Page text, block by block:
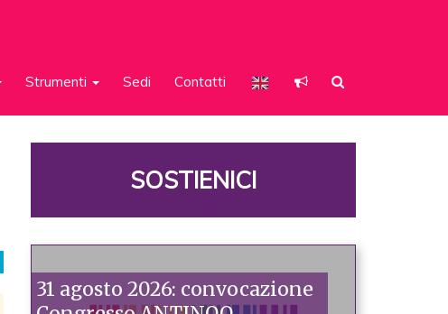
Strumenti Sedi Contatti
SOSTIENICI
31 agosto 2026: convocazione